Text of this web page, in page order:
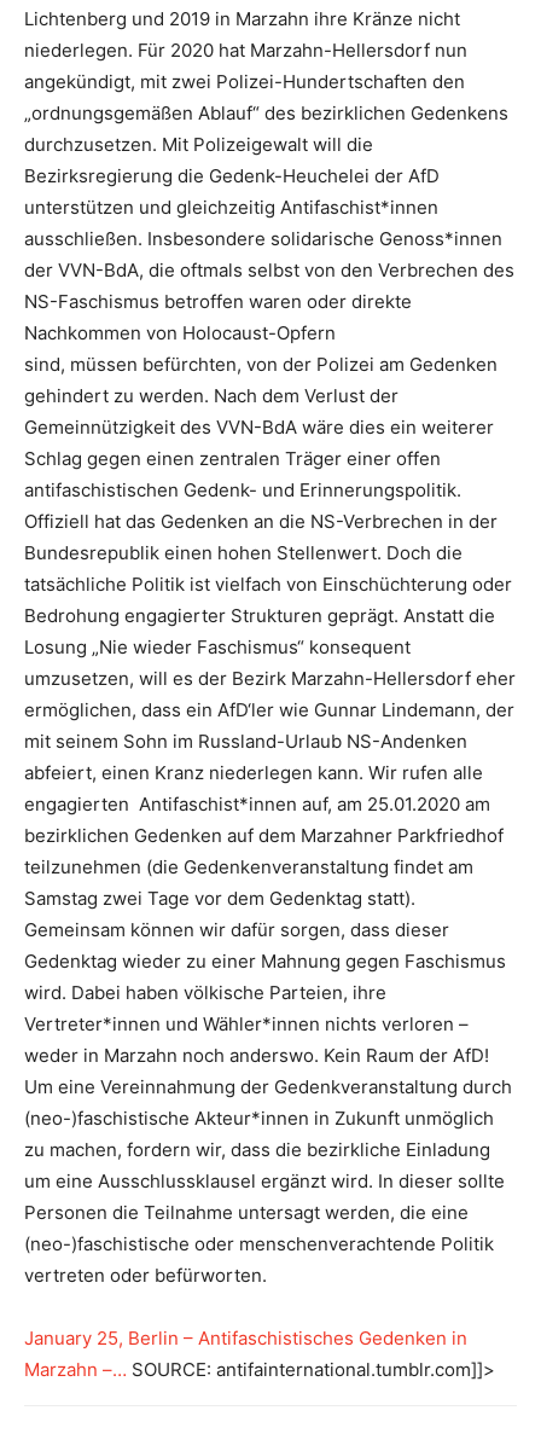
Lichtenberg und 2019 in Marzahn ihre Kränze nicht
niederlegen. Für 2020 hat Marzahn-Hellersdorf nun
angekündigt, mit zwei Polizei-Hundertschaften den
„ordnungsgemäßen Ablauf“ des bezirklichen Gedenkens
durchzusetzen. Mit Polizeigewalt will die
Bezirksregierung die Gedenk-Heuchelei der AfD
unterstützen und gleichzeitig Antifaschist*innen
ausschließen. Insbesondere solidarische Genoss*innen
der VVN-BdA, die oftmals selbst von den Verbrechen des
NS-Faschismus betroffen waren oder direkte
Nachkommen von Holocaust-Opfern
sind, müssen befürchten, von der Polizei am Gedenken
gehindert zu werden. Nach dem Verlust der
Gemeinnützigkeit des VVN-BdA wäre dies ein weiterer
Schlag gegen einen zentralen Träger einer offen
antifaschistischen Gedenk- und Erinnerungspolitik.
Offiziell hat das Gedenken an die NS-Verbrechen in der
Bundesrepublik einen hohen Stellenwert. Doch die
tatsächliche Politik ist vielfach von Einschüchterung oder
Bedrohung engagierter Strukturen geprägt. Anstatt die
Losung „Nie wieder Faschismus“ konsequent
umzusetzen, will es der Bezirk Marzahn-Hellersdorf eher
ermöglichen, dass ein AfD‘ler wie Gunnar Lindemann, der
mit seinem Sohn im Russland-Urlaub NS-Andenken
abfeiert, einen Kranz niederlegen kann. Wir rufen alle
engagierten Antifaschist*innen auf, am 25.01.2020 am
bezirklichen Gedenken auf dem Marzahner Parkfriedhof
teilzunehmen (die Gedenkenveranstaltung findet am
Samstag zwei Tage vor dem Gedenktag statt).
Gemeinsam können wir dafür sorgen, dass dieser
Gedenktag wieder zu einer Mahnung gegen Faschismus
wird. Dabei haben völkische Parteien, ihre
Vertreter*innen und Wähler*innen nichts verloren –
weder in Marzahn noch anderswo. Kein Raum der AfD!
Um eine Vereinnahmung der Gedenkveranstaltung durch
(neo-)faschistische Akteur*innen in Zukunft unmöglich
zu machen, fordern wir, dass die bezirkliche Einladung
um eine Ausschlussklausel ergänzt wird. In dieser sollte
Personen die Teilnahme untersagt werden, die eine
(neo-)faschistische oder menschenverachtende Politik
vertreten oder befürworten.
January 25, Berlin – Antifaschistisches Gedenken in
Marzahn –… SOURCE: antifainternational.tumblr.com]]>